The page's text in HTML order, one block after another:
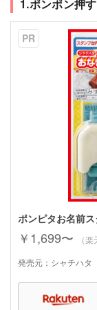
1.ポンポン押
PR
ポンピタお名前
￥1,699〜
（
発売元：シャチハタ